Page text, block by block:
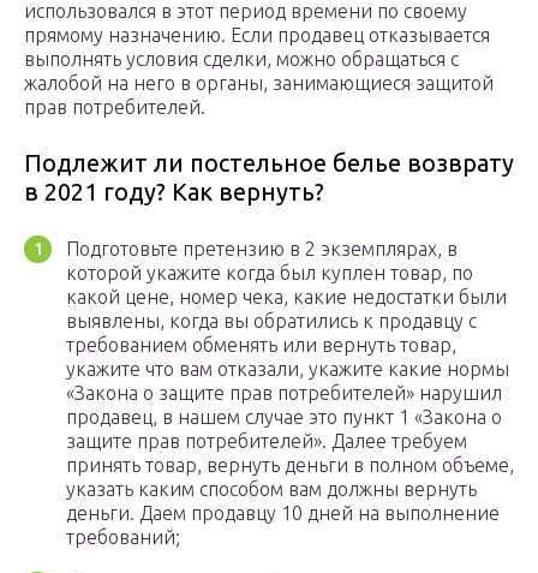
использовался в этот период времени по своему
прямому назначению. Если продавец отказывается
выполнять условия сделки, можно обращаться с
жалобой на него в органы, занимающиеся защитой
прав потребителей.
Подлежит ли постельное белье возврату
в 2021 году? Как вернуть?
Подготовьте претензию в 2 экземплярах, в
которой укажите когда был куплен товар, по
какой цене, номер чека, какие недостатки были
выявлены, когда вы обратились к продавцу с
требованием обменять или вернуть товар,
укажите что вам отказали, укажите какие нормы
«Закона о защите прав потребителей» нарушил
продавец, в нашем случае это пункт 1 «Закона о
защите прав потребителей». Далее требуем
принять товар, вернуть деньги в полном объеме,
указать каким способом вам должны вернуть
деньги. Даем продавцу 10 дней на выполнение
требований;